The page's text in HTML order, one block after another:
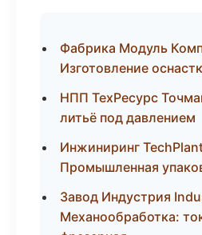
Фабрика Модуль
Изготовление
НПП ТехРесурс
литьё под давлением
Инжиниринг
Промышленная
Завод Индустрия
Механообработка: